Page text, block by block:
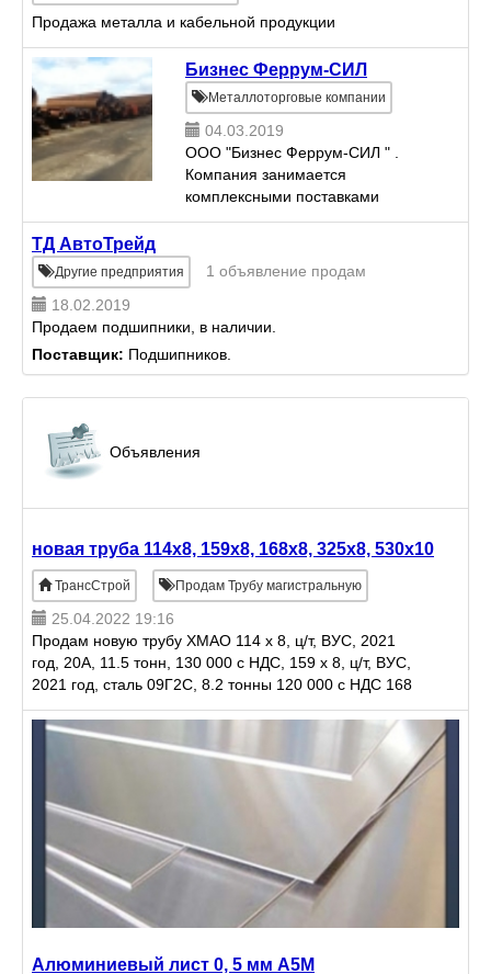
Продажа металла и кабельной продукции
Бизнес Феррум-СИЛ
Металлоторговые компании
04.03.2019
ООО "Бизнес Феррум-СИЛ " .
Компания занимается
комплексными поставками
оборудования и комплектующих
промышленности и строительных
объектов . 1. Продажа
ТД АвтоТрейд
Другие предприятия
1 объявление продам
18.02.2019
Продаем подшипники, в наличии.
Поставщик: Подшипников.
Объявления
новая труба 114x8, 159x8, 168x8, 325x8, 530x10
ТрансСтрой Продам Трубу магистральную
25.04.2022 19:16
Продам новую трубу ХМАО 114 x 8, ц/т, ВУС, 2021
год, 20А, 11.5 тонн, 130 000 с НДС, 159 x 8, ц/т, ВУС,
2021 год, сталь 09Г2С, 8.2 тонны 120 000 с НДС 168
x 8, ц/т, ВУС, 2021 год, 09Г2
Алюминиевый лист 0, 5 мм А5М